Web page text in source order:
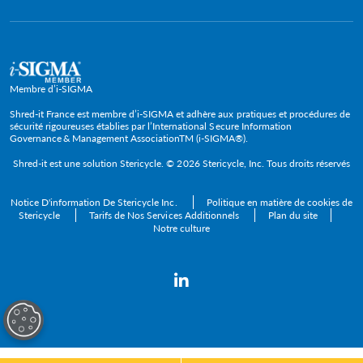
Recyclage DEEE
Cadres dirigeants
TPE
PME et ETI
Secteurs
FAQ
Membre d’i-SIGMA
Shred-it France est membre d’i-SIGMA et adhère aux pratiques et procédures de
sécurité rigoureuses établies par l’International Secure Information
Governance & Management AssociationTM (i-SIGMA®).
Shred-it est une solutionStericycle. © 2026 Stericycle, Inc. Tous droits réservés
Notice D'information De Stericycle Inc.
Politique en matière de cookies de
Stericycle
Tarifs de Nos Services Additionnels
Plan du site
Notre culture